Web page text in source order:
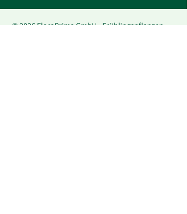
© 2026 FloraPrima GmbH - Frühlingspflanzen